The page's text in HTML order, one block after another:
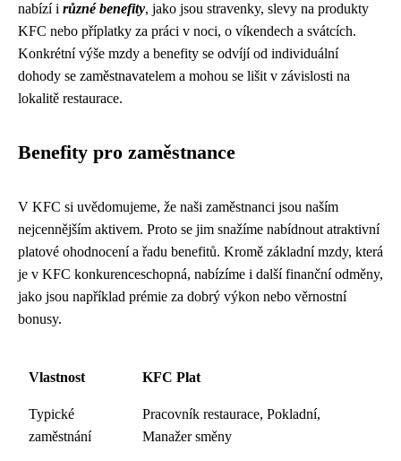
nabízí i různé benefity, jako jsou stravenky, slevy na produkty
KFC nebo příplatky za práci v noci, o víkendech a svátcích.
Konkrétní výše mzdy a benefity se odvíjí od individuální
dohody se zaměstnavatelem a mohou se lišit v závislosti na
lokalitě restaurace.
Benefity pro zaměstnance
V KFC si uvědomujeme, že naši zaměstnanci jsou naším
nejcennějším aktivem. Proto se jim snažíme nabídnout atraktivní
platové ohodnocení a řadu benefitů. Kromě základní mzdy, která
je v KFC konkurenceschopná, nabízíme i další finanční odměny,
jako jsou například prémie za dobrý výkon nebo věrnostní
bonusy.
Vlastnost KFC Plat
Typické
zaměstnání
Pracovník restaurace, Pokladní,
Manažer směny